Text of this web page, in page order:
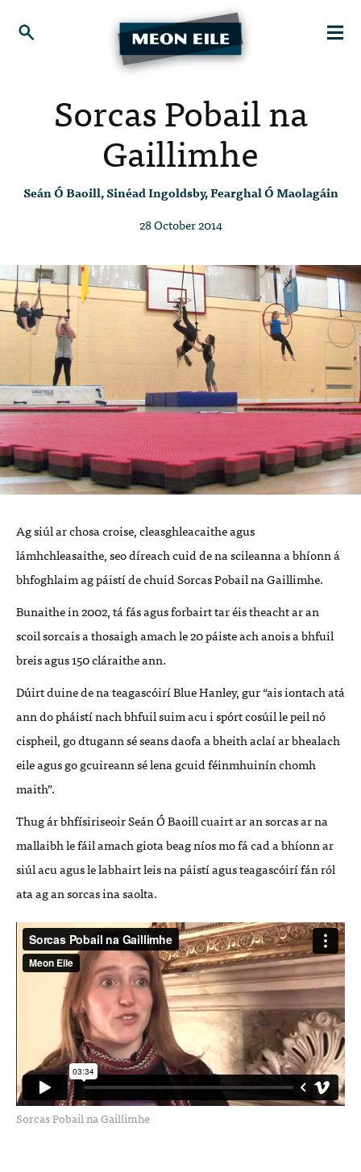
Sorcas Pobail na
Gaillimhe
Seán Ó Baoill, Sinéad Ingoldsby, Fearghal Ó Maolagáin
28 October 2014
Ag siúl ar chosa croise, cleasghleacaithe agus
lámhchleasaithe, seo díreach cuid de na scileanna a bhíonn á
bhfoghlaim ag páistí de chuid Sorcas Pobail na Gaillimhe.
Bunaithe in 2002, tá fás agus forbairt tar éis theacht ar an
scoil sorcais a thosaigh amach le 20 páiste ach anois a bhfuil
breis agus 150 cláraithe ann.
Dúirt duine de na teagascóirí Blue Hanley, gur “ais iontach atá
ann do pháistí nach bhfuil suim acu i spórt cosúil le peil nó
cispheil, go dtugann sé seans daofa a bheith aclaí ar bhealach
eile agus go gcuireann sé lena gcuid féinmhuinín chomh
maith”.
Thug ár bhfísiriseoir Seán Ó Baoill cuairt ar an sorcas ar na
mallaibh le fáil amach giota beag níos mo fá cad a bhíonn ar
siúl acu agus le labhairt leis na páistí agus teagascóirí fán ról
ata ag an sorcas ina saolta.
Sorcas Pobail na Gaillimhe